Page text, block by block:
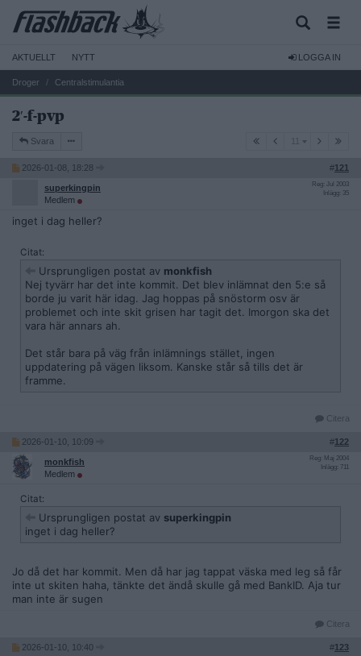
AKTUELLT NYTT LOGGA IN
Droger Centralstimulantia
2′-f-pvp
Svara
2026-01-08, 18:28 #121
superkingpin
Medlem
Reg: Jul 2003
Inlägg: 35
inget i dag heller?
Citat:
Ursprungligen postat av monkfish
Nej tyvärr har det inte kommit. Det blev inlämnat den 5:e så
borde ju varit här idag. Jag hoppas på snöstorm osv är
problemet och inte skit grisen har tagit det. Imorgon ska det
vara här annars ah.
Det står bara på väg från inlämnings stället, ingen
uppdatering på vägen liksom. Kanske står så tills det är
framme.
Citera
2026-01-10, 10:09 #122
monkfish
Medlem
Reg: Maj 2004
Inlägg: 711
Citat:
Ursprungligen postat av superkingpin
inget i dag heller?
Jo då det har kommit. Men då har jag tappat väska med leg så får
inte ut skiten haha, tänkte det ändå skulle gå med BankID. Aja tur
man inte är sugen
Citera
2026-01-10, 10:40 #123